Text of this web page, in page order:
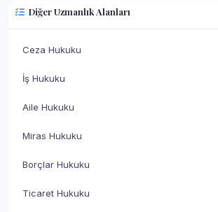
Diğer Uzmanlık Alanları
Ceza Hukuku
İş Hukuku
Aile Hukuku
Miras Hukuku
Borçlar Hukuku
Ticaret Hukuku